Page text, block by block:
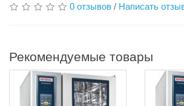
0 отзывов / Написать
Рекомендуемые товары